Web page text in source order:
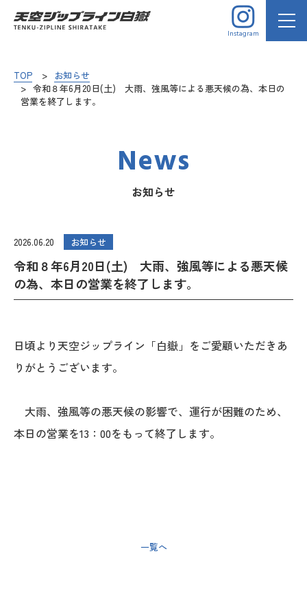
Instagram
TOP
お知らせ
令和８年6月20日(土) 大雨、強風等による悪天候の為、本日の
営業を終了します。
News
お知らせ
2026.06.20 お知らせ
令和８年6月20日(土) 大雨、強風等による悪天候
の為、本日の営業を終了します。
日頃より天空ジップライン「白嶽」をご愛顧いただきあ
りがとうございます。
大雨、強風等の悪天候の影響で、運行が困難のため、
本日の営業を13：00をもって終了します。
一覧へ